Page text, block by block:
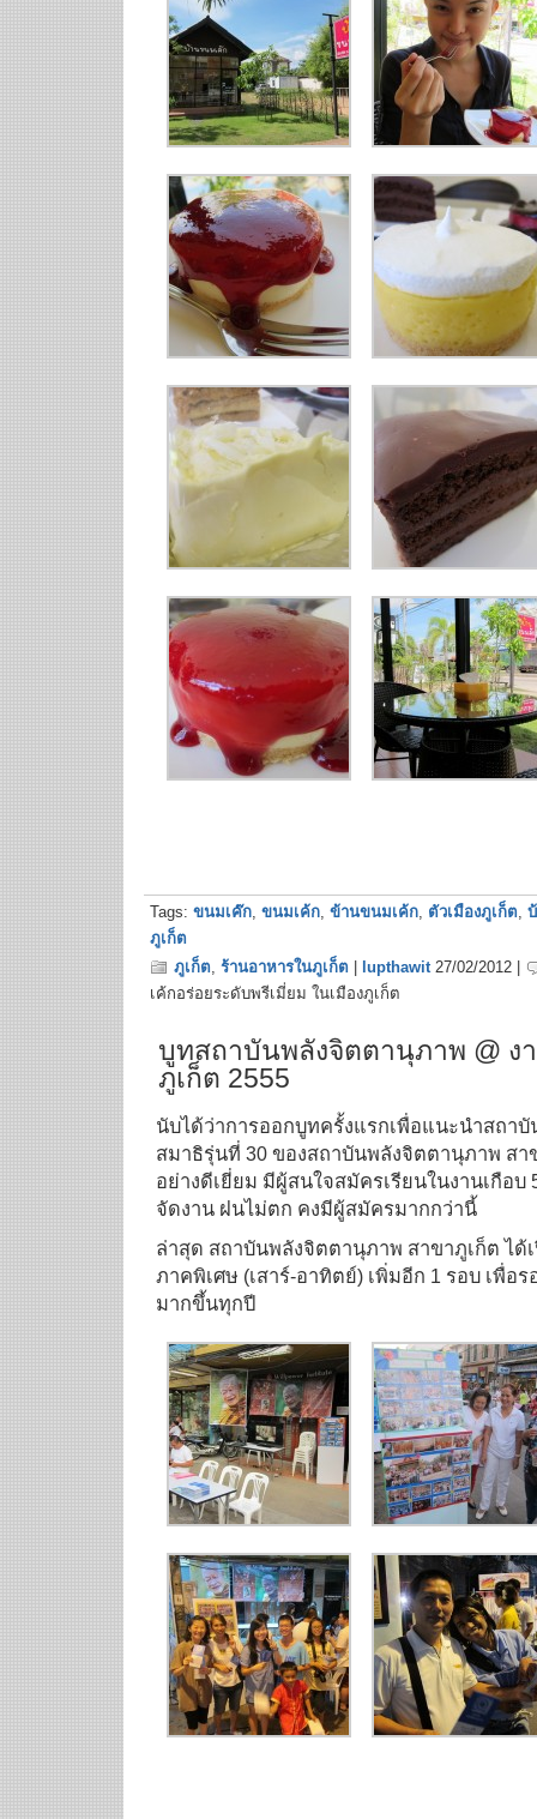
Tags: ขนมเค๊ก, ขนมเค้ก, ข้านขนมเค้ก, ตัวเมืองภูเก็ต,
ภูเก็ต
ภูเก็ต, ร้านอาหารในภูเก็ต lupthawit27/02/2012 |
เค้กอร่อยระดับพรีเมี่ยม ในเมืองภูเก็ต
บูทสถาบันพลังจิตตานุภาพ @ ง
ภูเก็ต 2555
นับได้ว่าการออกบูทครั้งแรกเพื่อแนะนำสถา
สมาธิรุ่นที่ 30 ของสถาบันพลังจิตตานุภาพ สา
อย่างดีเยี่ยม มีผู้สนใจสมัครเรียนในงานเกือ
จัดงาน ฝนไม่ตก คงมีผู้สมัครมากกว่านี้
ล่าสุด สถาบันพลังจิตตานุภาพ สาขาภูเก็ต ได้
ภาคพิเศษ (เสาร์-อาทิตย์) เพิ่มอีก 1 รอบ เพื่อ
มากขึ้นทุกปี